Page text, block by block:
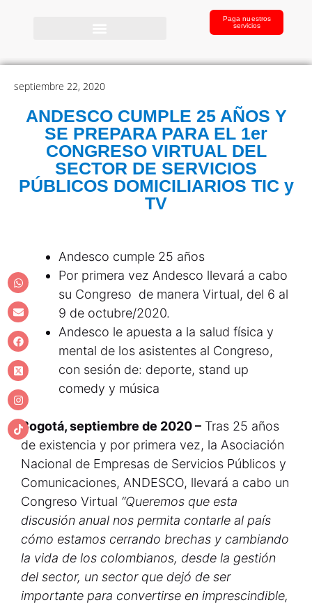
Paga nuestros
servicios
septiembre 22, 2020
ANDESCO CUMPLE 25 AÑOS Y
SE PREPARA PARA EL 1er
CONGRESO VIRTUAL DEL
SECTOR DE SERVICIOS
PÚBLICOS DOMICILIARIOS TIC y
TV
Andesco cumple 25 años
Por primera vez Andesco llevará a cabo
su Congreso de manera Virtual, del 6 al
9 de octubre/2020.
Andesco le apuesta a la salud física y
mental de los asistentes al Congreso,
con sesión de: deporte, stand up
comedy y música
Bogotá, septiembre de 2020 – Tras 25 años
de existencia y por primera vez, la Asociación
Nacional de Empresas de Servicios Públicos y
Comunicaciones, ANDESCO, llevará a cabo un
Congreso Virtual “Queremos que esta
discusión anual nos permita contarle al país
cómo estamos cerrando brechas y cambiando
la vida de los colombianos, desde la gestión
del sector, un sector que dejó de ser
importante para convertirse en imprescindible,